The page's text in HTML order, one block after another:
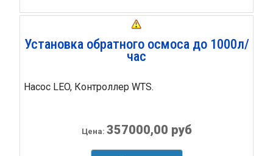
Установка обратного осмоса до 1000л/
час
Насос LEO, Контроллер WTS.
Цена: 357000,00 руб